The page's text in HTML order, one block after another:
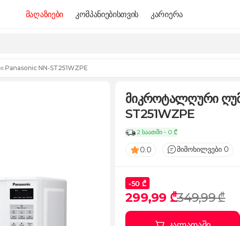
მაღაზიები
კომპანიებისთვის კარიერა
NN-ST251WZPE
მიკროტალღური
ST251WZPE
2 საათში - 0 ₾
0.0 მიმოხილვები 0
-50 ₾
299,99 ₾349,99 ₾